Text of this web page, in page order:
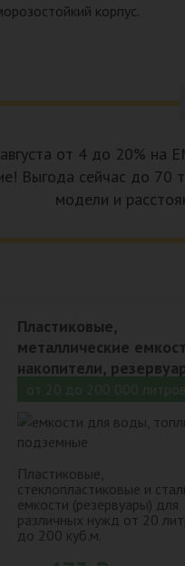
корпус.
от 4 до 20%
Выгода сейчас до 70
модели и
Пластиковые,
металлические
накопители,
Пластиковые,
стеклопластиковые и
емкости (резервуары) для
различных нужд от 20
до 200 куб.м.